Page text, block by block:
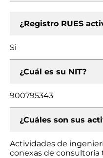
¿Registro RUES
Si
¿Cuál es su NIT?
900795343
¿Cuáles son sus
Actividades de
conexas de consultoría